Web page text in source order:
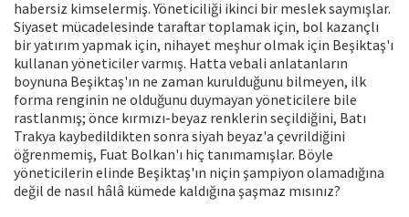
habersiz kimselermiş. Yöneticiliği ikinci bir meslek saymışlar.
Siyaset mücadelesinde taraftar toplamak için, bol kazançlı
bir yatırım yapmak için, nihayet meşhur olmak için Beşiktaş'ı
kullanan yöneticiler varmış. Hatta vebali anlatanların
boynuna Beşiktaş'ın ne zaman kurulduğunu bilmeyen, ilk
forma renginin ne olduğunu duymayan yöneticilere bile
rastlanmış; önce kırmızı-beyaz renklerin seçildiğini, Batı
Trakya kaybedildikten sonra siyah beyaz'a çevrildiğini
öğrenmemiş, Fuat Bolkan'ı hiç tanımamışlar. Böyle
yöneticilerin elinde Beşiktaş'ın niçin şampiyon olamadığına
değil de nasıl hâlâ kümede kaldığına şaşmaz mısınız?